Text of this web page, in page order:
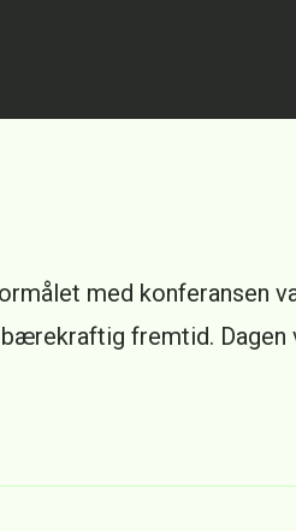
med konferansen
fremtid. Dagen